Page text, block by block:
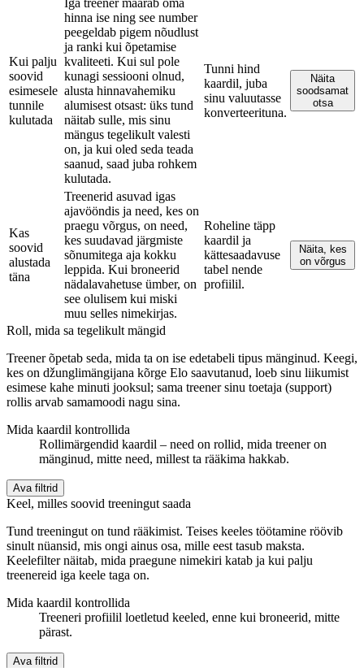
Kui palju
soovid
esimesele
tunnile
kulutada
hinna ise ning see number
peegeldab pigem nõudlust
ja ranki kui õpetamise
kvaliteeti. Kui sul pole
kunagi sessiooni olnud,
alusta hinnavahemiku
alumisest otsast: üks tund
näitab sulle, mis sinu
mängus tegelikult valesti
on, ja kui oled seda teada
saanud, saad juba rohkem
kulutada.
Tunni hind
kaardil, juba
sinu valuutasse
konverteerituna.
Näita
soodsamat
otsa
Kas
soovid
alustada
täna
Treenerid asuvad igas
ajavööndis ja need, kes on
praegu võrgus, on need,
kes suudavad järgmiste
sõnumitega aja kokku
leppida. Kui broneerid
nädalavahetuse ümber, on
see olulisem kui miski
muu selles nimekirjas.
Roheline täpp
kaardil ja
kättesaadavuse
tabel nende
profiilil.
Näita, kes
on võrgus
Roll, mida sa tegelikult mängid
Treener õpetab seda, mida ta on ise edetabeli tipus mänginud. Keegi,
kes on džunglimängijana kõrge Elo saavutanud, loeb sinu liikumist
esimese kahe minuti jooksul; sama treener sinu toetaja (support)
rollis arvab samamoodi nagu sina.
Mida kaardil kontrollida
Rollimärgendid kaardil – need on rollid, mida treener on
mänginud, mitte need, millest ta rääkima hakkab.
Ava filtrid
Keel, milles soovid treeningut saada
Tund treeningut on tund rääkimist. Teises keeles töötamine röövib
sinult nüansid, mis ongi ainus osa, mille eest tasub maksta.
Keelefilter näitab, mida praegune nimekiri katab ja kui palju
treenereid iga keele taga on.
Mida kaardil kontrollida
Treeneri profiilil loetletud keeled, enne kui broneerid, mitte
pärast.
Ava filtrid